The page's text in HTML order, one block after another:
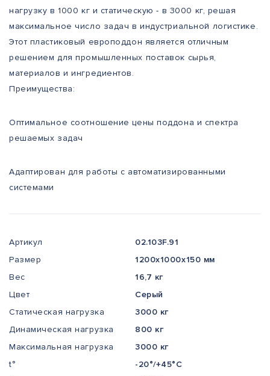
нагрузку в 1000 кг и статическую - в 3000 кг, решая
максимальное число задач в индустриальной логистике.
Этот пластиковый европоддон является отличным
решением для промышленных поставок сырья,
материалов и ингредиентов.
Преимущества:
Оптимальное соотношение цены поддона и спектра
решаемых задач
Адаптирован для работы с автоматизированными
системами
Артикул
02.103F.91
Размер
1200x1000x150 мм
Вес
16,7 кг
Цвет
Серый
Статическая нагрузка
3000 кг
Динамическая нагрузка
800 кг
Максимальная нагрузка
3000 кг
t°
-20°/+45°С